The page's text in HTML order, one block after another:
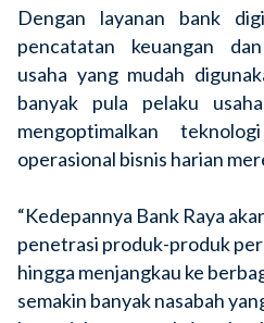
Dengan layanan bank
pencatatan keuangan
usaha yang mudah
banyak pula pelaku
mengoptimalkan
operasional bisnis harian
“Kedepannya Bank Raya
penetrasi produk-produk
hingga menjangkau ke
semakin banyak nasabah